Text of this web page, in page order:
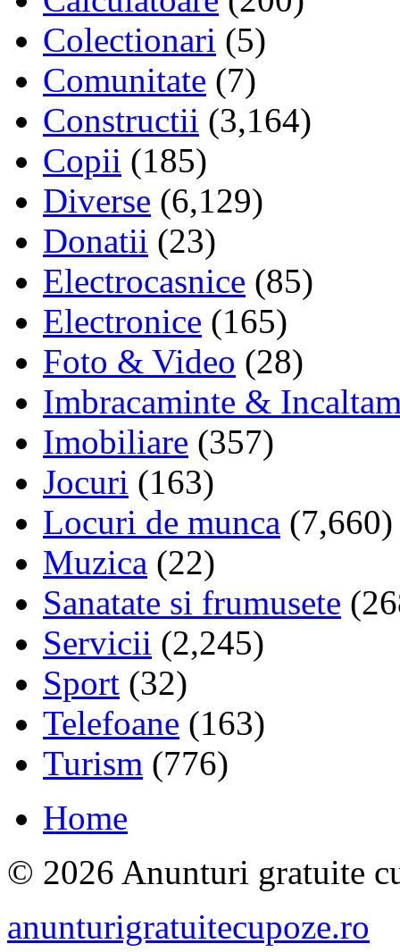
Colectionari (5)
Comunitate (7)
Constructii (3,164)
Copii (185)
Diverse (6,129)
Donatii (23)
Electrocasnice (85)
Electronice (165)
Foto & Video (28)
Imbracaminte &
Imobiliare (357)
Jocuri (163)
Locuri de munca (7,660)
Muzica (22)
Sanatate si frumusete
Servicii (2,245)
Sport (32)
Telefoane (163)
Turism (776)
Home
© 2026 Anunturi gratuite
anunturigratuitecupoze.ro